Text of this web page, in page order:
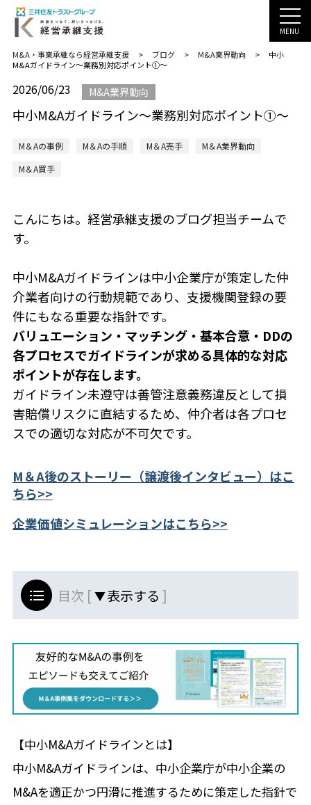
MENU
M&A・事業承継なら経営承継支援 > ブログ > M&A業界動向 >
中小
M&Aガイドライン～業務別対応ポイント①～
2026/06/23 M&A業界動向
中小M&Aガイドライン～業務別対応ポイント①～
M＆Aの事例 M＆Aの手順 M＆A売手
M＆A業界動向
M＆A買手
こんにちは。経営承継支援のブログ担当チームで
す。
中小M&Aガイドラインは中小企業庁が策定した仲
介業者向けの行動規範であり、支援機関登録の要
件にもなる重要な指針です。
バリュエーション・マッチング・基本合意・DDの
各プロセスでガイドラインが求める具体的な対応
ポイントが存在します。
ガイドライン未遵守は善管注意義務違反として損
害賠償リスクに直結するため、仲介者は各プロセ
スでの適切な対応が不可欠です。
M＆A後のストーリー（譲渡後インタビュー）はこ
ちら>>
企業価値シミュレーションはこちら>>
目次 [ ]
【中小M&Aガイドラインとは】
中小M&Aガイドラインは、中小企業庁が中小企業の
M&Aを適正かつ円滑に推進するために策定した指針で